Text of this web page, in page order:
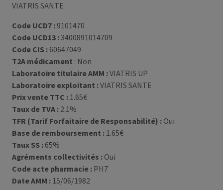
VIATRIS SANTE
Code UCD7 :9101470
Code UCD13 :3400891014709
Code CIS :60647049
T2A médicament : Non
Laboratoire titulaire AMM :VIATRIS UP
Laboratoire exploitant :VIATRIS SANTE
Prix vente TTC :1.65€
Taux de TVA :2.1%
TFR (Tarif Forfaitaire de Responsabilité) :Oui
Base de remboursement :1.65€
Taux SS :65%
Agréments collectivités :Oui
Code acte pharmacie : PH7
Date AMM :15/06/1982